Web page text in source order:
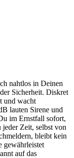
nahtlos in Deinen
Sicherheit. Diskret
und wacht
lauten Sirene und
im Ernstfall sofort,
Zeit, selbst von
bleibt kein
gewährleistet
auf das